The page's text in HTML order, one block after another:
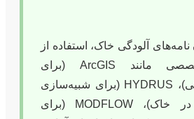
نامه‌های آلودگی خاک، استفاده از
نرم‌افزارهای تخصصی مانند ArcGIS (برای
نقشه‌برداری آلودگی)، HYDRUS (برای شبیه‌سازی
حرکت آلاینده‌ها در خاک)، MODFLOW (برای